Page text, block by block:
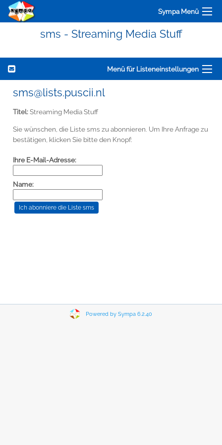
Sympa Menü
sms - Streaming Media Stuff
Menü für Listeneinstellungen
sms@lists.puscii.nl
Titel:Streaming Media Stuff
Sie wünschen, die Liste sms zu abonnieren. Um Ihre Anfrage zu
bestätigen, klicken Sie bitte den Knopf:
Ihre E-Mail-Adresse:
Name:
Powered by Sympa 6.2.40